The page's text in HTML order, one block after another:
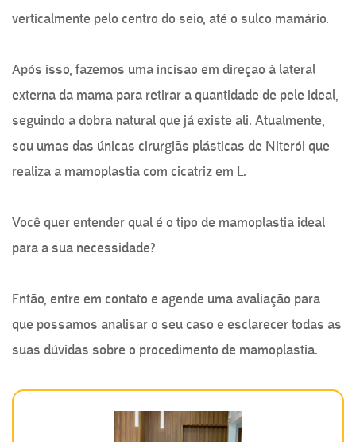
verticalmente pelo centro do seio, até o sulco mamário.
Após isso, fazemos uma incisão em direção à lateral
externa da mama para retirar a quantidade de pele ideal,
seguindo a dobra natural que já existe ali. Atualmente,
sou umas das únicas cirurgiãs plásticas de Niterói que
realiza a mamoplastia com cicatriz em L.
Você quer entender qual é o tipo de mamoplastia ideal
para a sua necessidade?
Então, entre em contato e agende uma avaliação para
que possamos analisar o seu caso e esclarecer todas as
suas dúvidas sobre o procedimento de mamoplastia.